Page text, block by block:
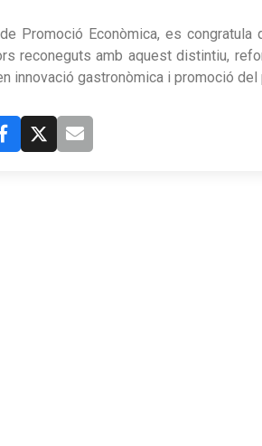
Promoció Econòmica, es
reconeguts amb aquest distintiu,
innovació gastronòmica i promoció del